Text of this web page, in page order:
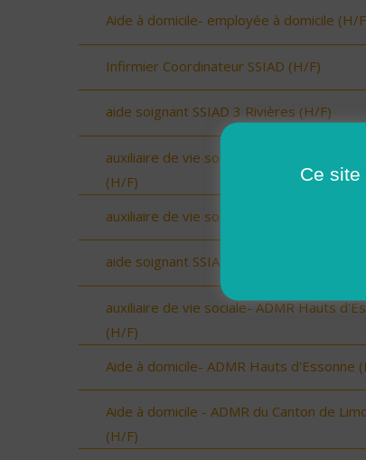
Aide à domicile- employée à domicile (H/
Infirmier Coordinateur SSIAD (H/F)
aide soignant SSIAD 3 Rivières (H/F)
auxiliaire de vie sociale- ADMR Canton de
(H/F)
auxiliaire de vie sociale- ADMR Papeterie
aide soignant SSIAD Hurepoix (H/F)
auxiliaire de vie sociale- ADMR Hauts
(H/F)
Aide à domicile- ADMR Hauts d'Essonne
Aide à domicile - ADMR du Canton de
(H/F)
Ce